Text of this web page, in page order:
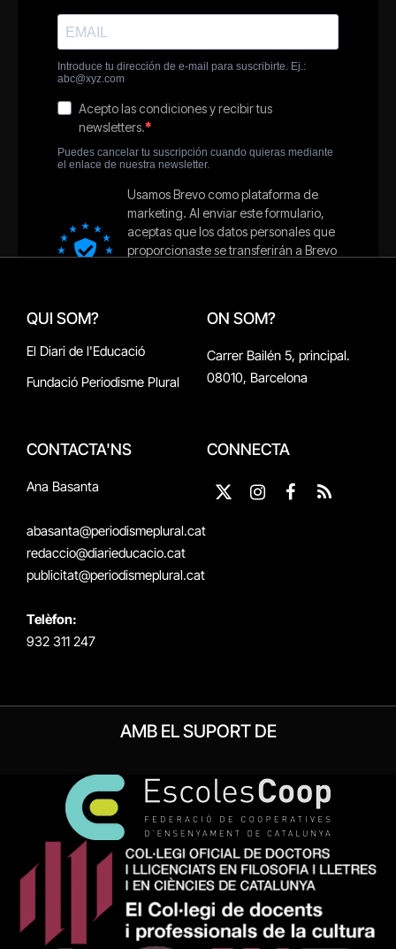
QUI SOM?
El Diari de l'Educació
Fundació Periodisme Plural
ON SOM?
Carrer Bailén 5, principal.
08010, Barcelona
CONTACTA'NS
Ana Basanta
abasanta@periodismeplural.cat
redaccio@diarieducacio.cat
publicitat@periodismeplural.cat
Telèfon:
932 311 247
CONNECTA
X
InstagramFacebook
RSS
AMB EL SUPORT DE